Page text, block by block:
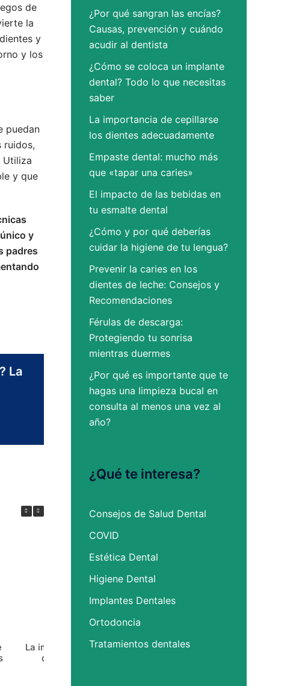
de
la
y
y los
puedan
ruidos,
Utiliza
y que
y
padres
La
La importancia de cepillarse los
dientes adecuadamente
Empaste dental: mucho
¿Por qué sangran las encías?
Causas, prevención y cuándo
acudir al dentista
¿Cómo se coloca un implante
dental? Todo lo que necesitas
saber
La importancia de cepillarse
los dientes adecuadamente
Empaste dental: mucho más
que «tapar una caries»
El impacto de las bebidas en
tu esmalte dental
¿Cómo y por qué deberías
cuidar la higiene de tu lengua?
Prevenir la caries en los
dientes de leche: Consejos y
Recomendaciones
Férulas de descarga:
Protegiendo tu sonrisa
mientras duermes
¿Por qué es importante que te
hagas una limpieza bucal en
consulta al menos una vez al
año?
¿Qué te interesa?
Consejos de Salud Dental
COVID
Estética Dental
Higiene Dental
Implantes Dentales
Ortodoncia
Tratamientos dentales